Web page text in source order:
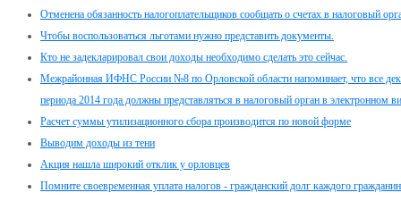
Отменена обязанность налогоплательщиков сообщать о счетах в налоговый
Чтобы воспользоваться льготами нужно представить документы.
Кто не задекларировал свои доходы необходимо сделать это сейчас.
Межрайонная ИФНС России №8 по Орловской области напоминает, что все
периода 2014 года должны представляться в налоговый орган в электронном
Расчет суммы утилизационного сбора производится по новой форме
Выводим доходы из тени
Акция нашла широкий отклик у орловцев
Помните своевременная уплата налогов - гражданский долг каждого